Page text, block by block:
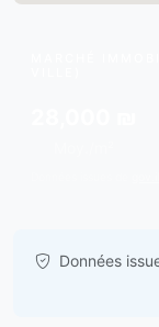
Données